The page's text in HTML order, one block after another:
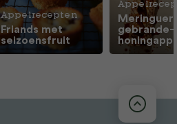
Appelrecepten
Friands met
seizoensfruit
gebrande-